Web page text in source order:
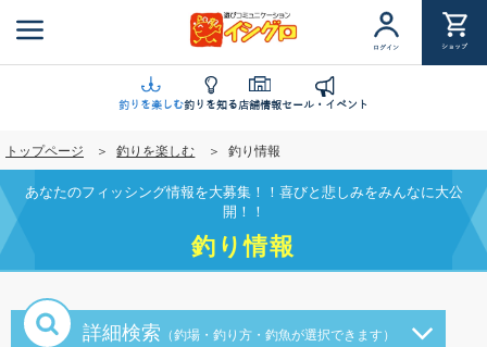
ン
に
移
動
ログイン ショップ
釣りを楽しむ釣りを知る店舗情報セール・イベント
トップページ 釣りを楽しむ 釣り情報
あなたのフィッシング情報を大募集！！喜びと悲しみをみんなに大公
開！！
釣り情報
詳細検索 （釣場・釣り方・釣魚が選択できます）